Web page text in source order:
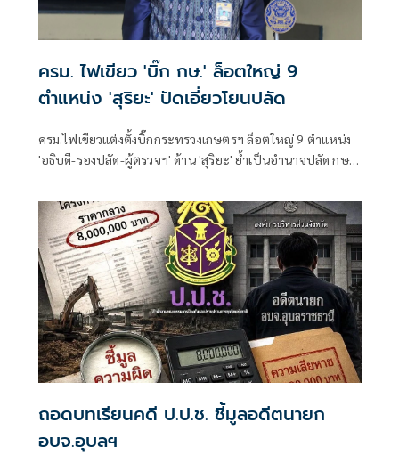
ครม. ไฟเขียว 'บิ๊ก กษ.' ล็อตใหญ่ 9
ตำแหน่ง 'สุริยะ' ปัดเอี่ยวโยนปลัด
ครม.ไฟเขียวแต่งตั้งบิ๊กกระทรวงเกษตรฯ ล็อตใหญ่ 9 ตำแหน่ง
'อธิบดี-รองปลัด-ผู้ตรวจฯ' ด้าน 'สุริยะ' ย้ำเป็นอำนาจปลัด กษ.
ถอดบทเรียนคดี ป.ป.ช. ชี้มูลอดีตนายก
อบจ.อุบลฯ